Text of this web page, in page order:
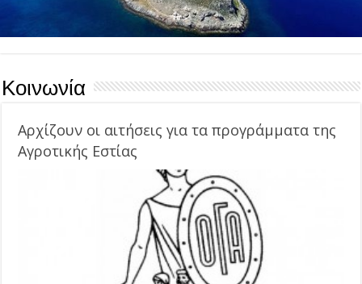
Κοινωνία
Αρχίζουν οι αιτήσεις για τα προγράμματα της
Αγροτικής Εστίας